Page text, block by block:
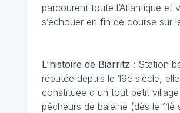
parcourent toute l’Atlantique et
s’échouer en fin de course sur
L'histoire de Biarritz : Station
réputée depuis le 19è siècle,
constituée d'un tout petit
pêcheurs de baleine (dès le 11è